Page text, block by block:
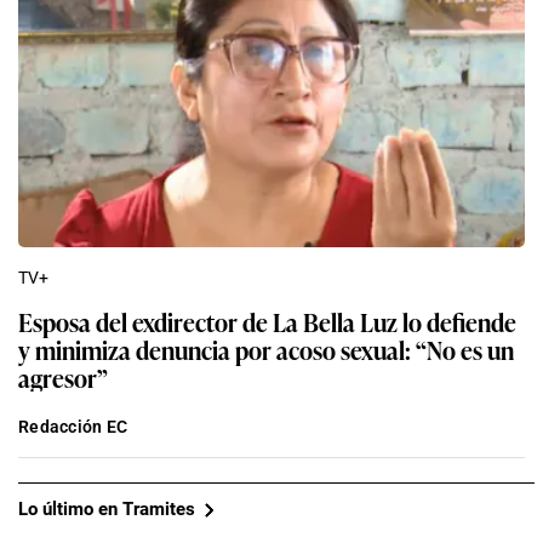
TV+
Esposa del exdirector de La Bella Luz lo defiende
y minimiza denuncia por acoso sexual: “No es un
agresor”
Redacción EC
Lo último en Tramites